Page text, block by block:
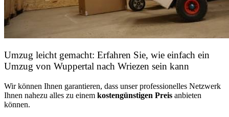
Umzug leicht gemacht: Erfahren Sie, wie einfach ein
Umzug von Wuppertal nach Wriezen sein kann
Wir können Ihnen garantieren, dass unser professionelles Netzwerk
Ihnen nahezu alles zu einem kostengünstigen Preis anbieten
können.